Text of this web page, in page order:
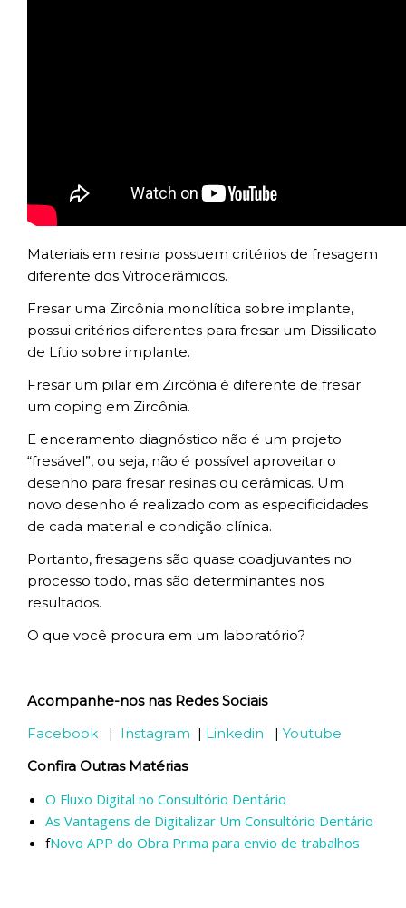
Materiais em resina possuem critérios de fresagem
diferente dos Vitrocerâmicos.
Fresar uma Zircônia monolítica sobre implante,
possui critérios diferentes para fresar um Dissilicato
de Lítio sobre implante.
Fresar um pilar em Zircônia é diferente de fresar
um coping em Zircônia.
E enceramento diagnóstico não é um projeto
“fresável”, ou seja, não é possível aproveitar o
desenho para fresar resinas ou cerâmicas. Um
novo desenho é realizado com as especificidades
de cada material e condição clínica.
Portanto, fresagens são quase coadjuvantes no
processo todo, mas são determinantes nos
resultados.
O que você procura em um laboratório?
Acompanhe-nos nas Redes Sociais
Facebook | Instagram | Linkedin | Youtube
Confira Outras Matérias
O Fluxo Digital no Consultório Dentário
As Vantagens de Digitalizar Um Consultório Dentário
fNovo APP do Obra Prima para envio de trabalhos